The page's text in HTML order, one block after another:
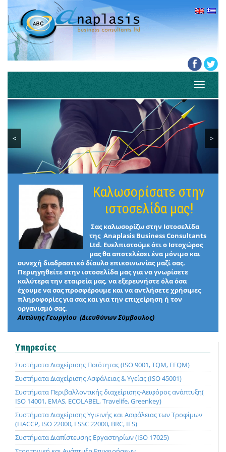
Toggle
< >
Καλωσορίσατε στην
ιστοσελίδα μας!
Σας καλωσορίζω στην Ιστοσελίδα
της Anaplasis Business Consultants
Ltd. Ευελπιστούμε ότι ο Ιστοχώρος
μας θα αποτελέσει ένα μόνιμο και
συνεχή διαδραστικό δίαυλο επικοινωνίας μαζί σας.
Περιηγηθείτε στην ιστοσελίδα μας για να γνωρίσετε
καλύτερα την εταιρεία μας, να εξερευνήστε όλα όσα
έχουμε να σας προσφέρουμε και να αντλήσετε χρήσιμες
πληροφορίες για σας και για την επιχείρηση ή τον
οργανισμό σας.
Αντώνης Γεωργίου (Διευθύνων Σύμβουλος)
Υπηρεσίες
Συστήματα Διαχείρισης Ποιότητας (ISO 9001, TQM, EFQM)
Συστήματα Διαχείρισης Ασφάλειας & Υγείας (ISO 45001)
Συστήματα Περιβαλλοντικής διαχείρισης-Αειφόρος ανάπτυξη(
ISO 14001, EMAS, ECOLABEL, Travelife, Greenkey)
Συστήματα Διαχείρισης Υγιεινής και Ασφάλειας των Τροφίμων
(HACCP, ISO 22000, FSSC 22000, BRC, IFS)
Συστήματα Διαπίστευσης Εργαστηρίων (ISO 17025)